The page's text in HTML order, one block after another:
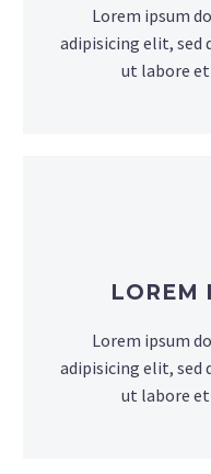
Lorem ipsum
adipisicing elit, sed
ut labore
LOREM
Lorem ipsum
adipisicing elit, sed
ut labore